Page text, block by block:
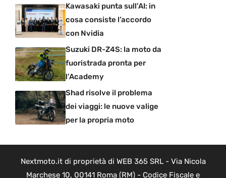
Kawasaki punta sull’AI: in
cosa consiste l’accordo
con Nvidia
Suzuki DR-Z4S: la moto da
fuoristrada pronta per
l’Academy
Shad risolve il problema
dei viaggi: le nuove valige
per la propria moto
Nextmoto.it di proprietà di WEB 365 SRL - Via Nicola
Marchese 10, 00141 Roma (RM) - Codice Fiscale e